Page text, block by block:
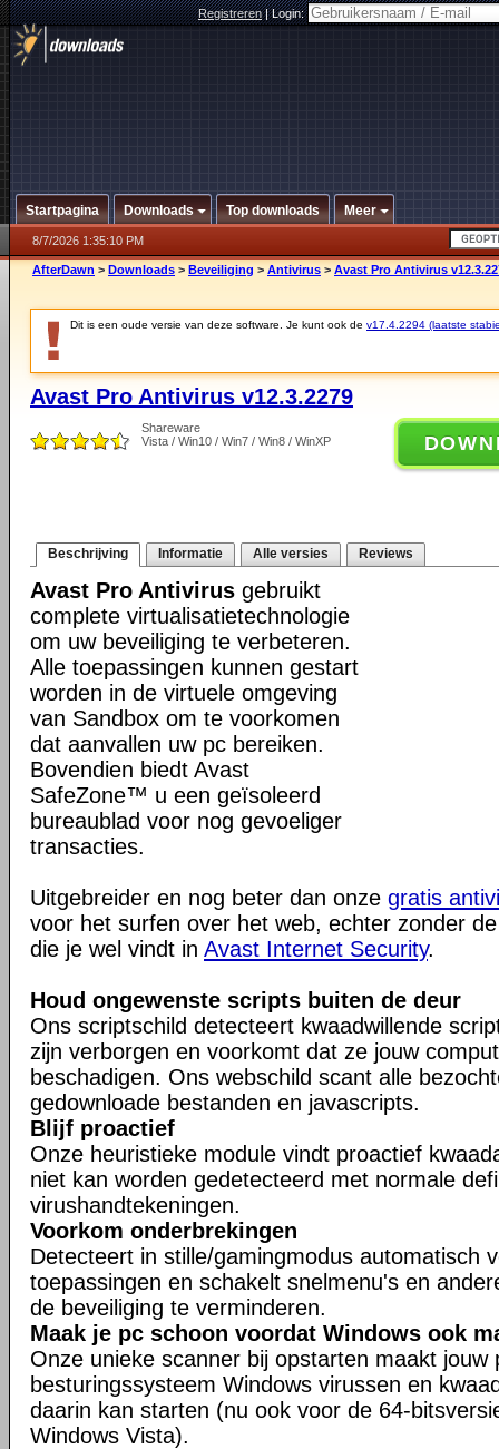
Registreren|Login:
Startpagina Downloads Top downloads Meer
8/7/2026 1:35:10 PM
AfterDawn > Downloads > Beveiliging > Antivirus > Avast Pro Antivirus
Dit is een oude versie van deze software. Je kunt ook de v17.4.2294 (laatste
Avast Pro Antivirus v12.3.2279
Shareware
Vista / Win10 / Win7 / Win8 / WinXP
Beschrijving Informatie Alle versies Reviews
Avast Pro Antivirus gebruikt
complete virtualisatietechnologie
om uw beveiliging te verbeteren.
Alle toepassingen kunnen gestart
worden in de virtuele omgeving
van Sandbox om te voorkomen
dat aanvallen uw pc bereiken.
Bovendien biedt Avast
SafeZone™ u een geïsoleerd
bureaublad voor nog gevoeliger
transacties.
Uitgebreider en nog beter dan onze gratis
voor het surfen over het web, echter zonder
die je wel vindt in Avast Internet Security.
Houd ongewenste scripts buiten de deur
Ons scriptschild detecteert kwaadwillende
zijn verborgen en voorkomt dat ze jouw
beschadigen. Ons webschild scant alle
gedownloade bestanden en javascripts.
Blijf proactief
Onze heuristieke module vindt proactief
niet kan worden gedetecteerd met normale
virushandtekeningen.
Voorkom onderbrekingen
Detecteert in stille/gamingmodus automatisch
toepassingen en schakelt snelmenu's en
de beveiliging te verminderen.
Maak je pc schoon voordat Windows ook
Onze unieke scanner bij opstarten maakt jouw
besturingssysteem Windows virussen en
daarin kan starten (nu ook voor de 64-
Windows Vista).